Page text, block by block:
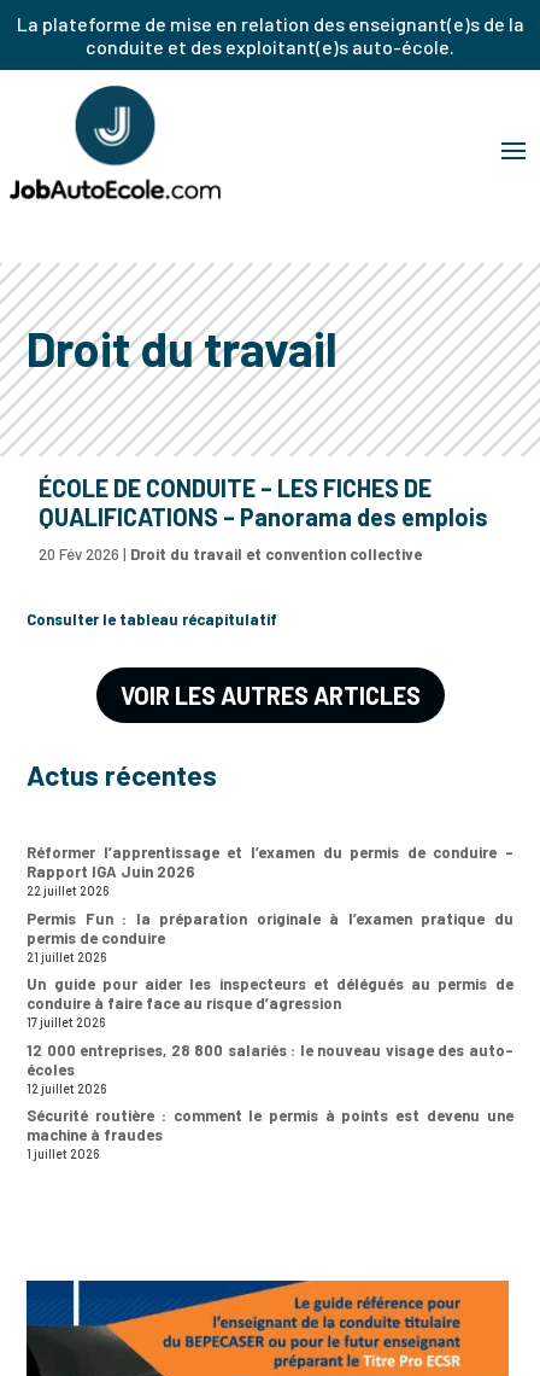
La plateforme de mise en relation des enseignant(e)s de la
conduite et des exploitant(e)s auto-école.
Droit du travail
ÉCOLE DE CONDUITE – LES FICHES DE
QUALIFICATIONS – Panorama des emplois
20 Fév 2026 | Droit du travail et convention collective
Consulter le tableau récapitulatif
VOIR LES AUTRES ARTICLES
Actus récentes
Réformer l’apprentissage et l’examen du permis de conduire –
Rapport IGA Juin 2026
22 juillet 2026
Permis Fun : la préparation originale à l’examen pratique du
permis de conduire
21 juillet 2026
Un guide pour aider les inspecteurs et délégués au permis de
conduire à faire face au risque d’agression
17 juillet 2026
12 000 entreprises, 28 800 salariés : le nouveau visage des auto-
écoles
12 juillet 2026
Sécurité routière : comment le permis à points est devenu une
machine à fraudes
1 juillet 2026